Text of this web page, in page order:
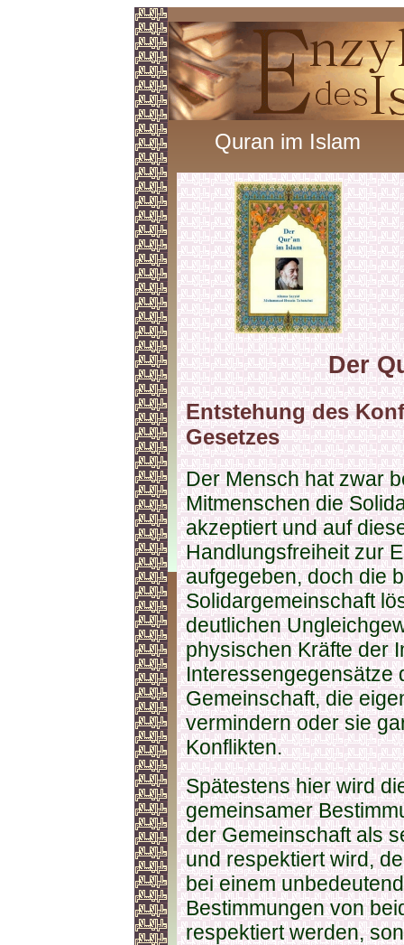
Quran im Islam
Der
Entstehung des
Gesetzes
Der Mensch hat zwar
Mitmenschen die
akzeptiert und auf
Handlungsfreiheit zur
aufgegeben, doch die
Solidargemeinschaft
deutlichen
physischen Kräfte der
Interessengegensätze
Gemeinschaft, die
vermindern oder sie
Konflikten.
Spätestens hier wird
gemeinsamer
der Gemeinschaft als
und respektiert wird,
bei einem
Bestimmungen von
respektiert werden,